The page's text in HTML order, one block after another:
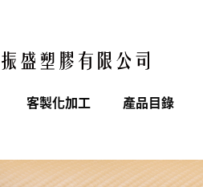
客製化加工 產品目錄
請輸入關鍵字...